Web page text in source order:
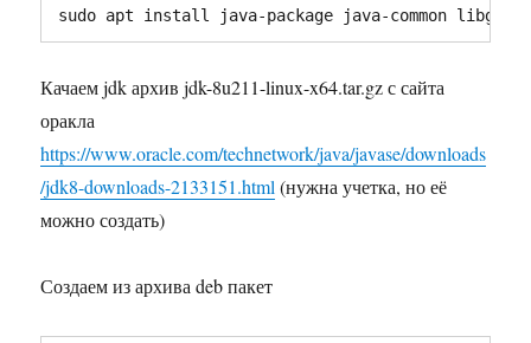
sudo apt install java-package java-common
Качаем jdk архив jdk-8u211-linux-x64.tar.gz с сайта
оракла
https://www.oracle.com/technetwork/java/javase/downloads
/jdk8-downloads-2133151.html (нужна учетка, но её
можно создать)
Создаем из архива deb пакет